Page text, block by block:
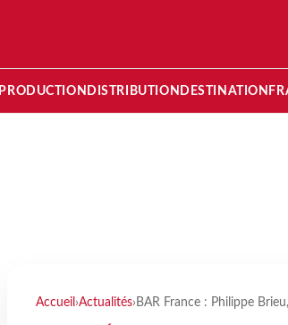
PRODUCTION DISTRIBUTION DESTINATION
Accueil ›Actualités› BAR France : Philippe